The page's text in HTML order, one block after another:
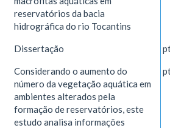
reservatórios da bacia
hidrográfica do rio Tocantins
Dissertação
Considerando o aumento do
número da vegetação aquática em
ambientes alterados pela
formação de reservatórios, este
estudo analisa informações